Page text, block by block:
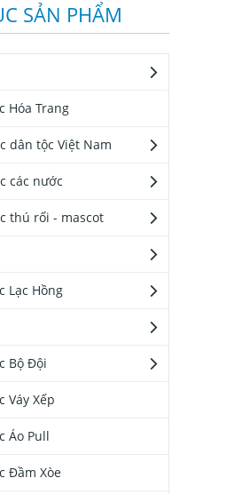
SẢN PHẨM
Hóa Trang
dân tộc Việt Nam
các nước
thú rối - mascot
Lạc Hồng
Bộ Đội
Váy Xếp
Áo Pull
Đầm Xòe